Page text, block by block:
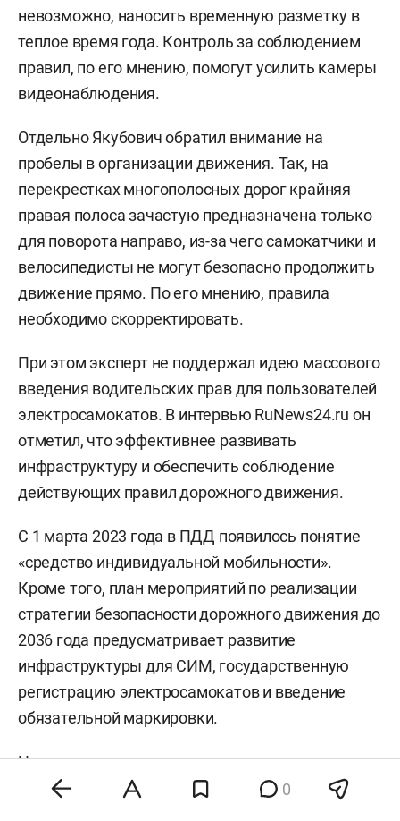
невозможно, наносить временную разметку в
теплое время года. Контроль за соблюдением
правил, по его мнению, помогут усилить камеры
видеонаблюдения.
Отдельно Якубович обратил внимание на
пробелы в организации движения. Так, на
перекрестках многополосных дорог крайняя
правая полоса зачастую предназначена только
для поворота направо, из-за чего самокатчики и
велосипедисты не могут безопасно продолжить
движение прямо. По его мнению, правила
необходимо скорректировать.
При этом эксперт не поддержал идею массового
введения водительских прав для пользователей
электросамокатов. В интервью RuNews24.ru он
отметил, что эффективнее развивать
инфраструктуру и обеспечить соблюдение
действующих правил дорожного движения.
С 1 марта 2023 года в ПДД появилось понятие
«средство индивидуальной мобильности».
Кроме того, план мероприятий по реализации
стратегии безопасности дорожного движения до
2036 года предусматривает развитие
инфраструктуры для СИМ, государственную
регистрацию электросамокатов и введение
обязательной маркировки.
Напомним, в июнестало известно, что в
Татарстане могут ввести цифровой ID для
0